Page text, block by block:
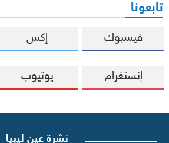
تابعونا
فيسبوك إكس
إنستغرام يوتيوب
نشرة عين ليبيا